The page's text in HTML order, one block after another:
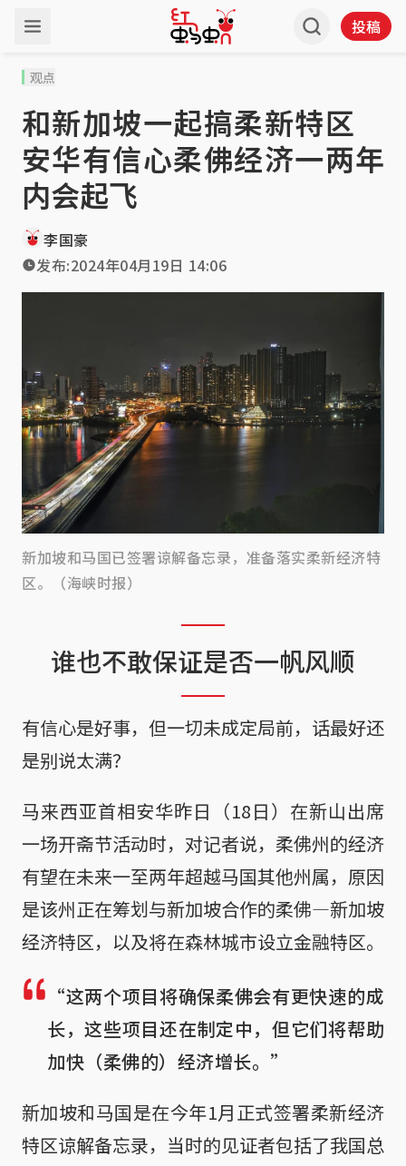
投稿
观点
和新加坡一起搞柔新特区
安华有信心柔佛经济一两年
内会起飞
李国豪
发布:2024年04月19日 14:06
新加坡和马国已签署谅解备忘录，准备落实柔新经济特
区。（海峡时报）
谁也不敢保证是否一帆风顺
有信心是好事，但一切未成定局前，话最好还
是别说太满？
马来西亚首相安华昨日（18日）在新山出席
一场开斋节活动时，对记者说，柔佛州的经济
有望在未来一至两年超越马国其他州属，原因
是该州正在筹划与新加坡合作的柔佛—新加坡
经济特区，以及将在森林城市设立金融特区。
“这两个项目将确保柔佛会有更快速的成
长，这些项目还在制定中，但它们将帮助
加快（柔佛的）经济增长。”
新加坡和马国是在今年1月正式签署柔新经济
特区谅解备忘录，当时的见证者包括了我国总